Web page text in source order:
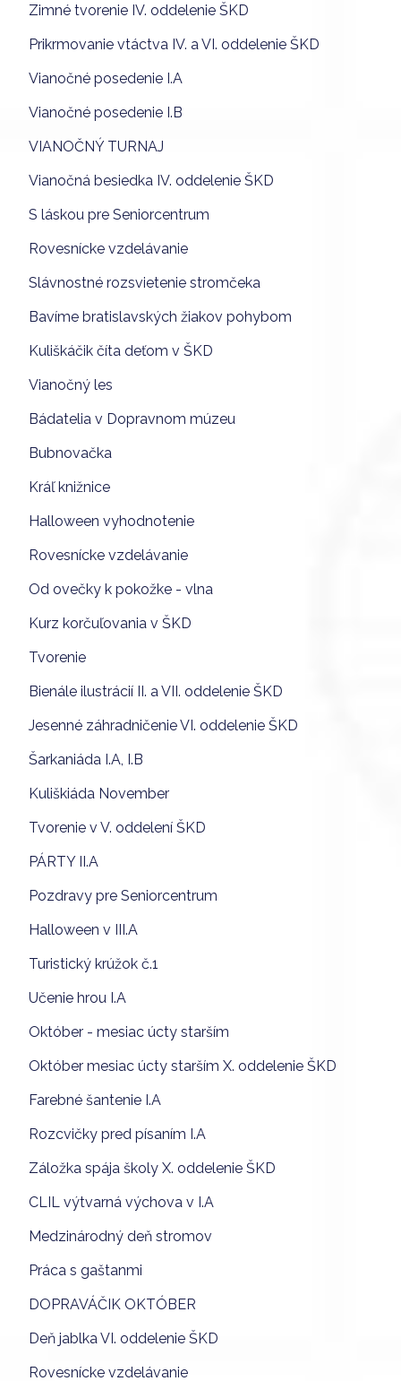
Zimné tvorenie IV. oddelenie ŠKD
Prikrmovanie vtáctva IV. a VI. oddelenie ŠKD
Vianočné posedenie I.A
Vianočné posedenie I.B
VIANOČNÝ TURNAJ
Vianočná besiedka IV. oddelenie ŠKD
S láskou pre Seniorcentrum
Rovesnícke vzdelávanie
Slávnostné rozsvietenie stromčeka
Bavíme bratislavských žiakov pohybom
Kuliškáčik číta deťom v ŠKD
Vianočný les
Bádatelia v Dopravnom múzeu
Bubnovačka
Kráľ knižnice
Halloween vyhodnotenie
Rovesnícke vzdelávanie
Od ovečky k pokožke - vlna
Kurz korčuľovania v ŠKD
Tvorenie
Bienále ilustrácií II. a VII. oddelenie ŠKD
Jesenné záhradničenie VI. oddelenie ŠKD
Šarkaniáda I.A, I.B
Kuliškiáda November
Tvorenie v V. oddelení ŠKD
PÁRTY II.A
Pozdravy pre Seniorcentrum
Halloween v III.A
Turistický krúžok č.1
Učenie hrou I.A
Október - mesiac úcty starším
Október mesiac úcty starším X. oddelenie ŠKD
Farebné šantenie I.A
Rozcvičky pred písaním I.A
Záložka spája školy X. oddelenie ŠKD
CLIL výtvarná výchova v I.A
Medzinárodný deň stromov
Práca s gaštanmi
DOPRAVÁČIK OKTÓBER
Deň jablka VI. oddelenie ŠKD
Rovesnícke vzdelávanie